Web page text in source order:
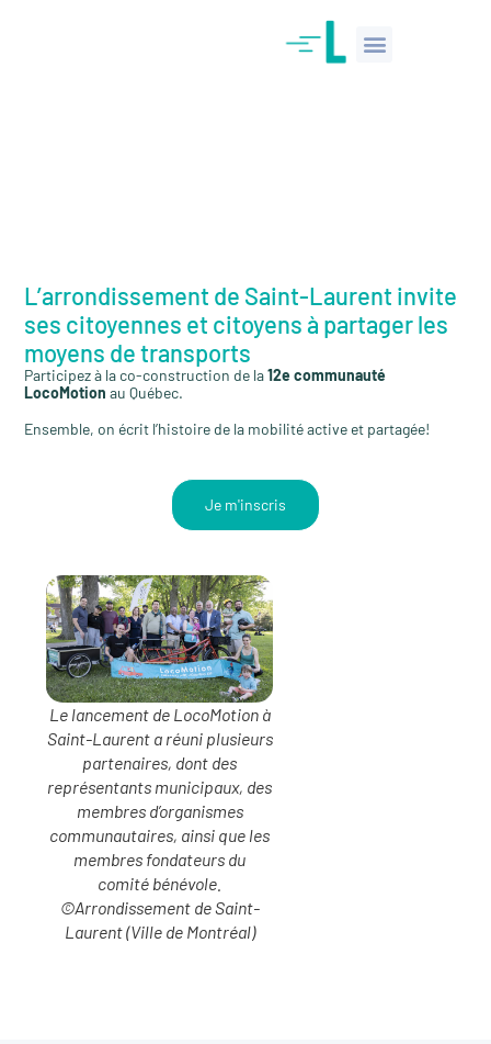
L’arrondissement de Saint-Laurent invite
ses citoyennes et citoyens à partager les
moyens de transports
Participez à la co-construction de la12e communauté
LocoMotion au Québec.
Ensemble, on écrit l’histoire de la mobilité active et partagée!
Je m'inscris
Le lancement de LocoMotion à
Saint-Laurent a réuni plusieurs
partenaires, dont des
représentants municipaux, des
membres d’organismes
communautaires, ainsi que les
membres fondateurs du
comité bénévole.
©Arrondissement de Saint-
Laurent (Ville de Montréal)